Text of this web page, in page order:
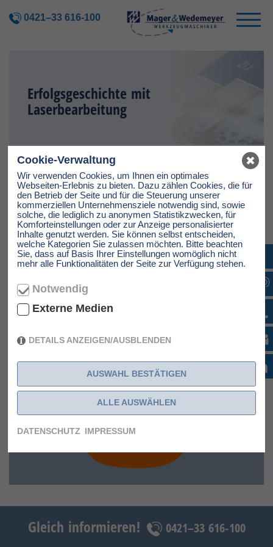
0421–33 616-100
Erfolgsgeschichte mit
Laserbearbeitung
DIENSTAG, 27.07.2021
Die Firma IBAK ist nach eigenen Angaben größter Hersteller
und Vertreiber von Kanalinspektionssystemen und
gleichzeitig das älteste Unternehmen der Branche.
Für die Kennzeichnung ihrer Produkte benötigte IBAK eine
Möglichkeit, die einen ausgewiesenen Ex-Schutz
berücksichtigt. Da ein explosionsfähiges Gas-Luftgemisch in
den Kanälen und Abwasserrohrsystem entstehen kann.
Wir freuen uns, dass in unserer Zusammenarbeit, der Kontakt
Problem zu lösen.
LESEN SIE HIER DEN GANZEN ARTIKEL
Gleich informieren! 0421–33 616-100
Cookie-Verwaltung
Wir verwenden Cookies, um Ihnen ein optimales
Webseiten-Erlebnis zu bieten. Dazu zählen Cookies, die für
den Betrieb der Seite und für die Steuerung unserer
kommerziellen Unternehmensziele notwendig sind, sowie
solche, die lediglich zu anonymen Statistikzwecken, für
Komforteinstellungen oder zur Anzeige personalisierter
Inhalte genutzt werden. Sie können selbst entscheiden,
welche Kategorien Sie zulassen möchten. Bitte beachten
Sie, dass auf Basis Ihrer Einstellungen womöglich nicht
mehr alle Funktionalitäten der Seite zur Verfügung stehen.
Notwendig
Externe Medien
DETAILS ANZEIGEN/AUSBLENDEN
AUSWAHL BESTÄTIGEN
ALLE AUSWÄHLEN
DATENSCHUTZ IMPRESSUM